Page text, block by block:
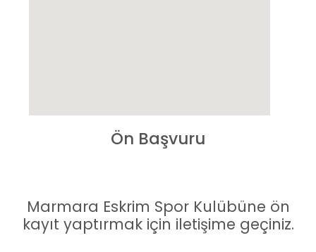
Ön Başvuru
Marmara Eskrim Spor Kulübüne ön
kayıt yaptırmak için iletişime geçiniz.